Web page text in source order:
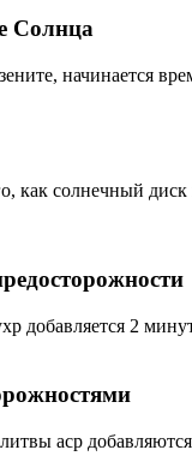
Солнца
начинается
как солнечный
добавляется 2
аср